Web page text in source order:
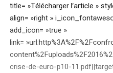
title= »Télécharger l’article »
align= »right »
add_icon= »true »
link=
crise-de-euro-p10-